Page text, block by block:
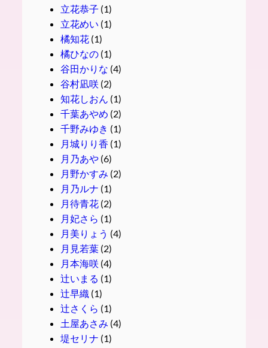
立花恭子 (1)
立花めい (1)
橘知花(1)
橘ひなの(1)
谷田かりな (4)
谷村凪咲(2)
知花しおん (1)
千葉あやめ (2)
千野みゆき (1)
月城りり香 (1)
月乃あや(6)
月野かすみ (2)
月乃ルナ (1)
月待青花(2)
月妃さら (1)
月美りょう (4)
月見若葉(2)
月本海咲(4)
辻いまる (1)
辻早織 (1)
辻さくら (1)
土屋あさみ (4)
堤セリナ (1)